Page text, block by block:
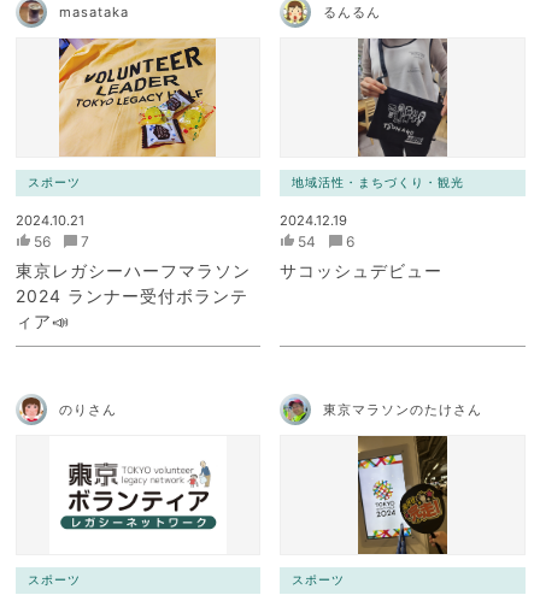
masataka
スポーツ
2024.10.21
56 7
東京レガシーハーフマラソン
2024 ランナー受付ボランテ
ィア📣
るんるん
地域活性・まちづくり・観光
2024.12.19
54 6
サコッシュデビュー
のりさん
スポーツ
東京マラソンのたけさん
スポーツ